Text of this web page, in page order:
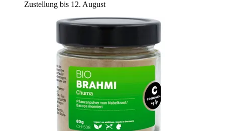
Zustellung bis 12. August